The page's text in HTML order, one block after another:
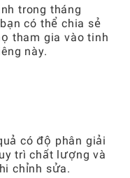
trong tháng
có thể chia sẻ
tham gia vào tinh
này.
có độ phân giải
trì chất lượng và
chỉnh sửa.